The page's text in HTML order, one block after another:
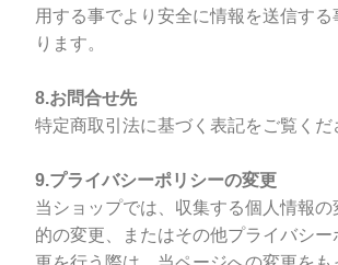
用する事でより安全に情報を送信する
ります。
8.お問合せ先
特定商取引法に基づく表記をご覧くだ
9.プライバシーポリシーの変更
当ショップでは、収集する個人情報の
的の変更、またはその他プライバシ